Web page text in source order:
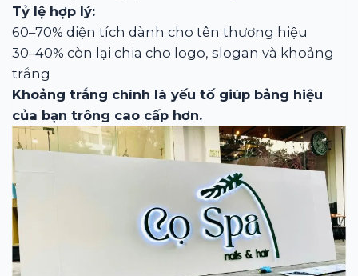
Tỷ lệ hợp lý:
60–70% diện tích dành cho tên thương hiệu
30–40% còn lại chia cho logo, slogan và khoảng
trắng
Khoảng trắng chính là yếu tố giúp bảng hiệu
của bạn trông cao cấp hơn.